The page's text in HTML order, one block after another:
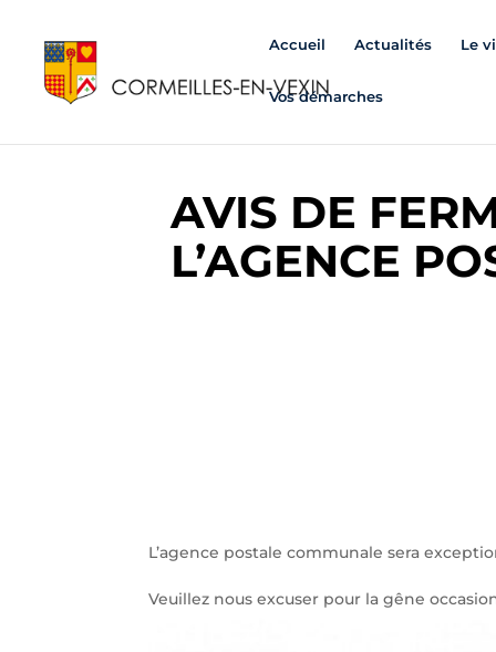
Accueil Actualités Le
Vos démarches
AVIS DE
L’AGENCE
L’agence postale communale sera
Veuillez nous excuser pour la gêne